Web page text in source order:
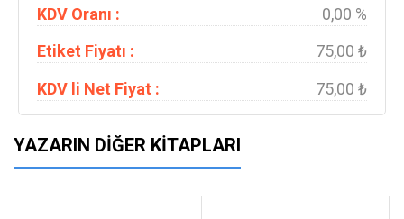
KDV Oranı :
0,00 %
Etiket Fiyatı :
75,00 ₺
KDV li Net Fiyat :
75,00 ₺
YAZARIN DIĞER KITAPLARI